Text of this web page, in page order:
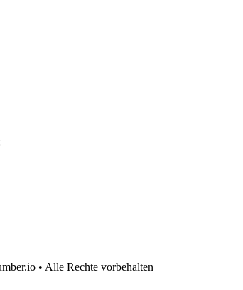
• Alle Rechte vorbehalten